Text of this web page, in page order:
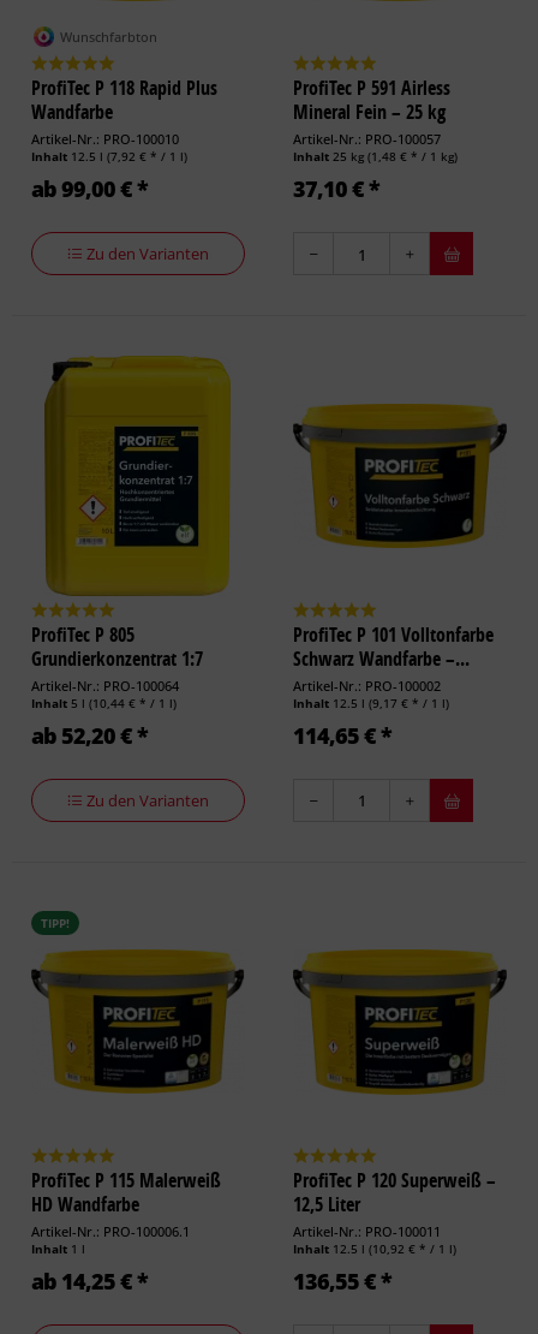
Wunschfarbton
ProfiTec P 118 Rapid Plus
Wandfarbe
Artikel-Nr.: PRO-100010
Inhalt 12.5 l(7,92 € * / 1 l)
ab 99,00 € *
Zu den Varianten
ProfiTec P 591 Airless
Mineral Fein – 25 kg
Artikel-Nr.: PRO-100057
Inhalt25 kg(1,48 € * / 1 kg)
37,10 € *
ProfiTec P 805
Grundierkonzentrat 1:7
Artikel-Nr.: PRO-100064
Inhalt 5 l(10,44 € * / 1 l)
ab 52,20 € *
Zu den Varianten
ProfiTec P 101 Volltonfarbe
Schwarz Wandfarbe –...
Artikel-Nr.: PRO-100002
Inhalt 12.5 l(9,17 € * / 1 l)
114,65 € *
TIPP!
ProfiTec P 115 Malerweiß
HD Wandfarbe
Artikel-Nr.: PRO-100006.1
Inhalt 1 l
ab 14,25 € *
ProfiTec P 120 Superweiß –
12,5 Liter
Artikel-Nr.: PRO-100011
Inhalt 12.5 l(10,92 € * / 1 l)
136,55 € *